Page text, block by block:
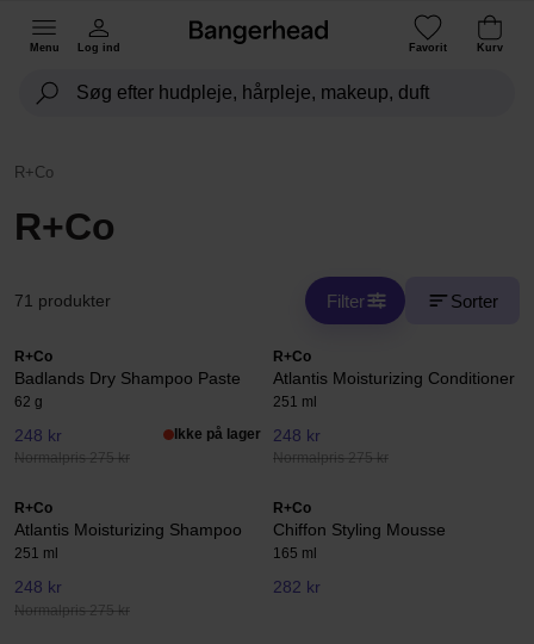
Menu Log ind Favorit Kurv
R+Co
R+Co
71 produkter Filter Sorter
R+Co
Badlands Dry Shampoo Paste
62 g
248 kr
Normalpris 275 kr
Ikke på lager
R+Co
Atlantis Moisturizing Conditioner
251 ml
248 kr
Normalpris 275 kr
R+Co
Atlantis Moisturizing Shampoo
251 ml
248 kr
Normalpris 275 kr
R+Co
Chiffon Styling Mousse
165 ml
282 kr